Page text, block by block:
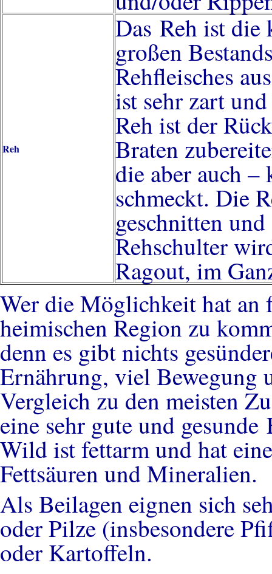
Reh
Das Reh ist
großen
Rehfleisches
ist sehr zart
Reh ist der
Braten
die aber auch
schmeckt. Die
geschnitten
Rehschulter
Ragout, im
Wer die Möglichkeit hat an
heimischen Region zu
denn es gibt nichts
Ernährung, viel Bewegung
Vergleich zu den meisten
eine sehr gute und
Wild ist fettarm und hat
Fettsäuren und Mineralien.
Als Beilagen eignen sich
oder Pilze (insbesondere
oder Kartoffeln.